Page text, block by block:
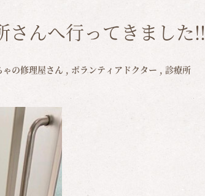
さんへ行ってきました!!
ゃの修理屋さん , ボランティアドクター , 診療所